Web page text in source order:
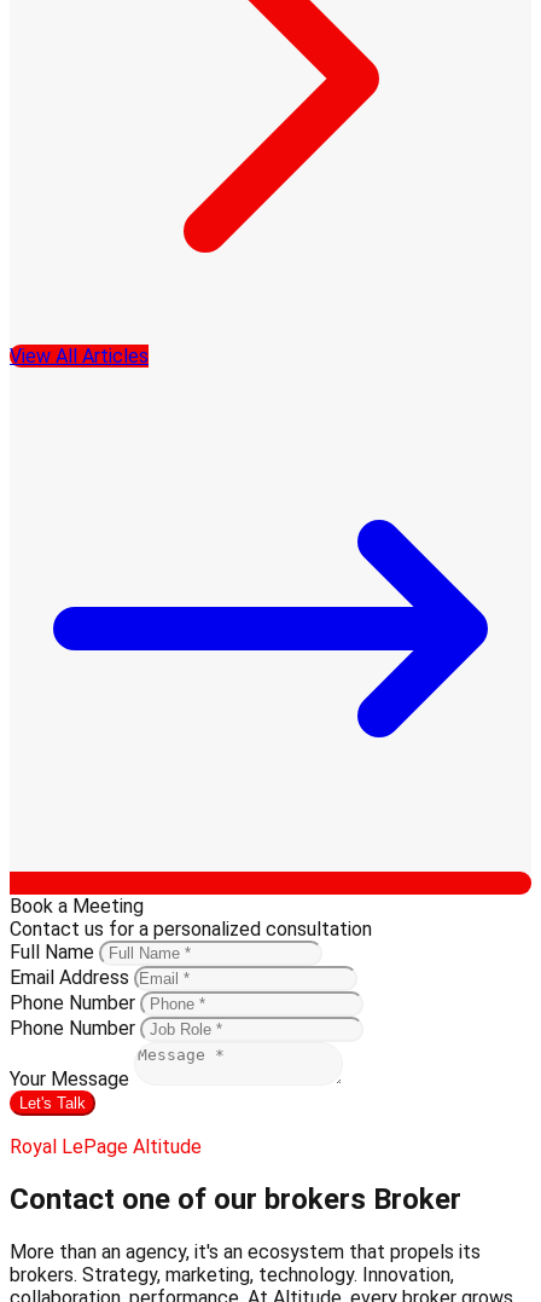
View All Articles
Book a Meeting
Contact us for a personalized consultation
Full Name
Email Address
Phone Number
Phone Number
Your Message
Let's Talk
Royal LePage Altitude
Contact one of our brokers Broker
More than an agency, it's an ecosystem that propels its
brokers. Strategy, marketing, technology. Innovation,